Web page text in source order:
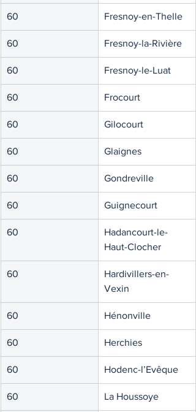
60 Fresnoy-en-Thelle
60 Fresnoy-la-Rivière
60 Fresnoy-le-Luat
60 Frocourt
60 Gilocourt
60 Glaignes
60 Gondreville
60 Guignecourt
60
Hadancourt-le-
Haut-Clocher
60
Hardivillers-en-
Vexin
60 Hénonville
60 Herchies
60 Hodenc-l’Evêque
60 La Houssoye